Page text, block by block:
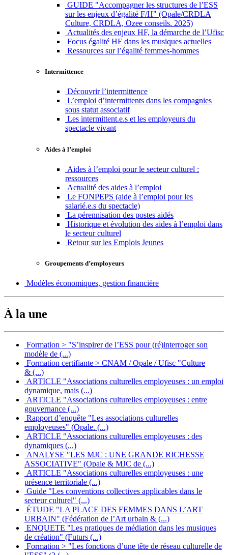
GUIDE "Accompagner les structures de l’ESS
sur les enjeux d’égalité F/H" (Opale/CRDLA
Culture, CRDLA, Ozee conseils. 2025)
Actualités des enjeux HF, la démarche de l’Ufisc
Focus égalité HF dans les musiques actuelles
Ressources sur l’égalité femmes-hommes
Intermittence
Découvrir l’intermittence
L’emploi d’intermittents dans les compagnies
sous statut associatif
Les intermittent.e.s et les employeurs du
spectacle vivant
Aides à l’emploi
Aides à l’emploi pour le secteur culturel :
ressources
Actualité des aides à l’emploi
Le FONPEPS (aide à l’emploi pour les
salarié.e.s du spectacle)
La pérennisation des postes aidés
Historique et évolution des aides à l’emploi dans
le secteur culturel
Retour sur les Emplois Jeunes
Groupements d’employeurs
Modèles économiques, gestion financière
À la une
Formation > "S’inspirer de l’ESS pour (ré)interroger son
modèle de (...)
Formation certifiante > CNAM / Opale / Ufisc "Culture
& (...)
ARTICLE "Associations culturelles employeuses : un emploi
dynamique, mais (...)
ARTICLE "Associations culturelles employeuses : entre
gouvernance (...)
Rapport d’enquête "Les associations culturelles
employeuses" (Opale. (...)
ARTICLE "Associations culturelles employeuses : des
dynamiques (...)
ANALYSE "LES MJC : UNE GRANDE RICHESSE
ASSOCIATIVE" (Opale & MJC de (...)
ARTICLE "Associations culturelles employeuses : une
présence territoriale (...)
Guide "Les conventions collectives applicables dans le
secteur culturel" (...)
ÉTUDE "LA PLACE DES FEMMES DANS L’ART
URBAIN" (Fédération de l’Art urbain & (...)
ENQUETE "Les pratiques de médiation dans les musiques
de création" (Futurs (...)
Formation > "Les fonctions d’une tête de réseau culturelle de